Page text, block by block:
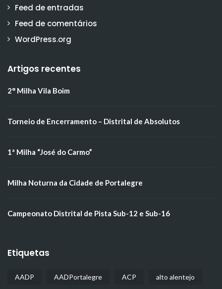
Feed de entradas
Feed de comentários
WordPress.org
Artigos recentes
2° Milha Vila Boim
Torneio de Encerramento – Distrital de Absolutos
1ª Milha “José do Carmo”
Milha Noturna da Cidade de Portalegre
Campeonato Distrital de Pista Sub-12 e Sub-16
Etiquetas
AADP AADPortalegre ACP alto alentejo